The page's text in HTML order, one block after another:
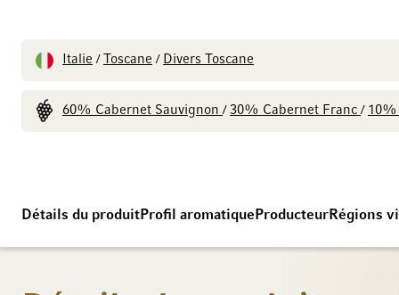
Italie / Toscane / Divers Toscane
60% Cabernet Sauvignon/ 30% Cabernet Franc/
Détails du produitProfil aromatique ProducteurRégions